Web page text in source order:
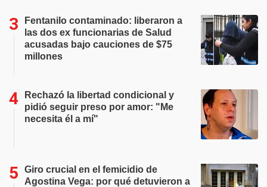
Fentanilo contaminado: liberaron a
las dos ex funcionarias de Salud
acusadas bajo cauciones de $75
millones
Rechazó la libertad condicional y
pidió seguir preso por amor: "Me
necesita él a mí"
Giro crucial en el femicidio de
Agostina Vega: por qué detuvieron a